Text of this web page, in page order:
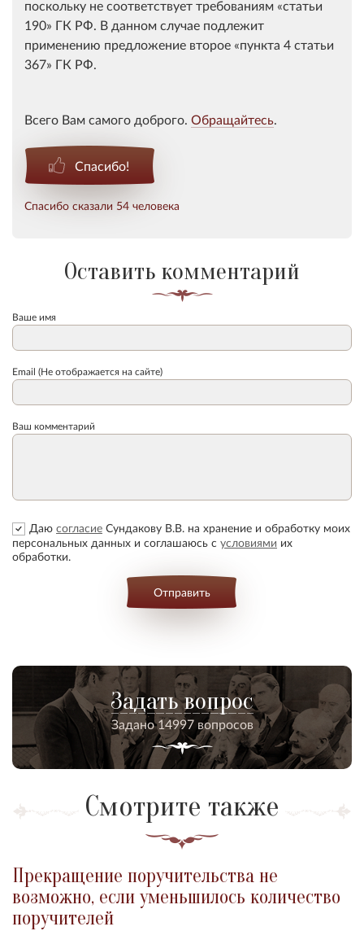
поскольку не соответствует требованиям статьи
190
ГК РФ. В данном случае подлежит
применению предложение второе
пункта 4 статьи
367
ГК РФ.
Всего Вам самого доброго. Обращайтесь.
Спасибо!
Спасибо сказали 54 человека
Оставить комментарий
Ваше имя
Email (Не отображается на сайте)
Ваш комментарий
Даю согласие Сундакову В.В. на хранение и обработку моих
персональных данных и соглашаюсь с условиями их
обработки.
Отправить
Задать вопрос
Задано 14997 вопросов
Смотрите также
Прекращение поручительства не
возможно, если уменьшилось количество
поручителей